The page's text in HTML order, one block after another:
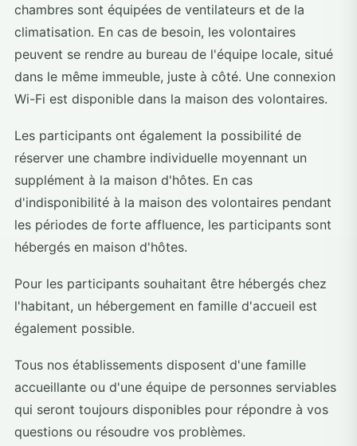
chambres sont équipées de ventilateurs et de la
climatisation. En cas de besoin, les volontaires
peuvent se rendre au bureau de l'équipe locale, situé
dans le même immeuble, juste à côté. Une connexion
Wi-Fi est disponible dans la maison des volontaires.
Les participants ont également la possibilité de
réserver une chambre individuelle moyennant un
supplément à la maison d'hôtes. En cas
d'indisponibilité à la maison des volontaires pendant
les périodes de forte affluence, les participants sont
hébergés en maison d'hôtes.
Pour les participants souhaitant être hébergés chez
l'habitant, un hébergement en famille d'accueil est
également possible.
Tous nos établissements disposent d'une famille
accueillante ou d'une équipe de personnes serviables
qui seront toujours disponibles pour répondre à vos
questions ou résoudre vos problèmes.